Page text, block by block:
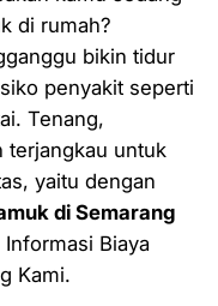
di rumah?
bikin tidur
penyakit seperti
Tenang,
terjangkau untuk
yaitu dengan
di Semarang
Informasi Biaya
Kami.